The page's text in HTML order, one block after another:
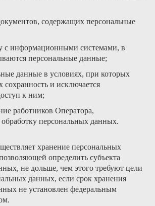
содержащих персональные
с информационными системами, в
персональные данные;
данные в условиях, при которых
сохранность и исключается
к ним;
работников Оператора,
персональных данных.
хранение персональных
определить субъекта
не дольше, чем этого требуют цели
данных, если срок хранения
не установлен федеральным